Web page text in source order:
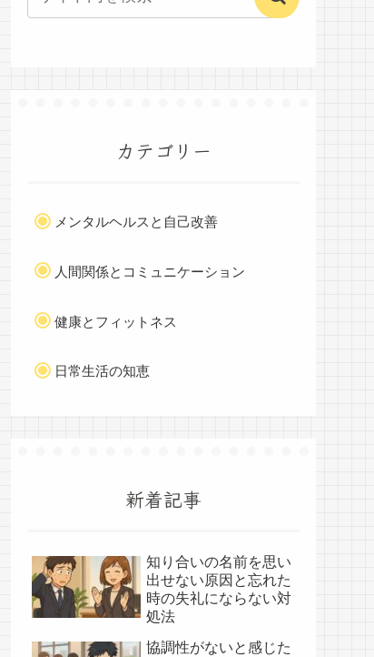
カテゴリー
メンタルヘルスと自己改善
人間関係とコミュニケーション
健康とフィットネス
日常生活の知恵
新着記事
知り合いの名前を思い
出せない原因と忘れた
時の失礼にならない対
処法
協調性がないと感じた